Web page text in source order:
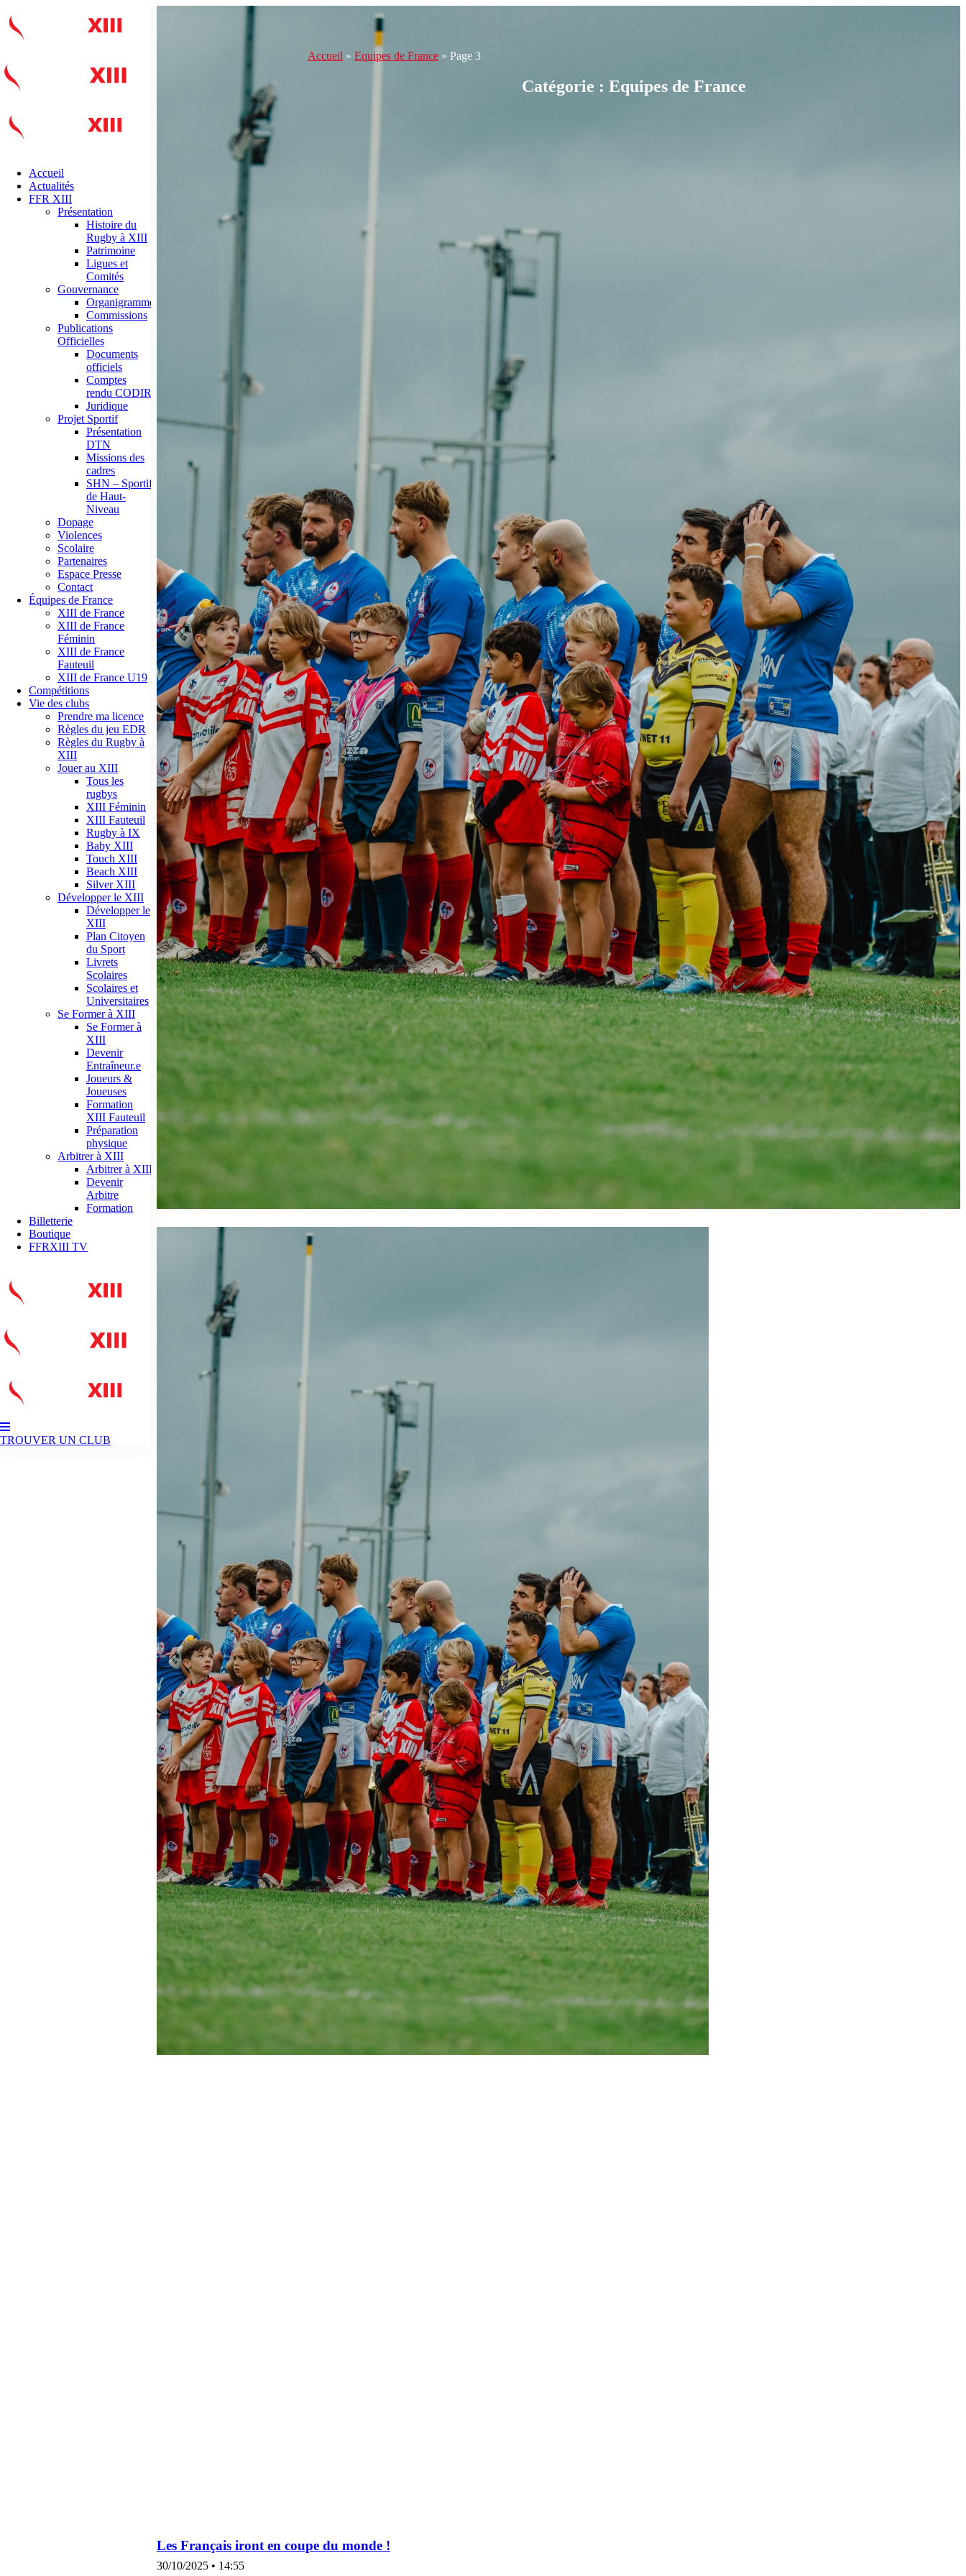
Accueil
Actualités
FFR XIII
Présentation
Histoire du
Rugby à XIII
Patrimoine
Ligues et
Comités
Gouvernance
Organigramme
Commissions
Publications
Officielles
Documents
officiels
Comptes
rendu CODIR
Juridique
Projet Sportif
Présentation
DTN
Missions des
cadres
SHN – Sportif
de Haut-
Niveau
Dopage
Violences
Scolaire
Partenaires
Espace Presse
Contact
Équipes de France
XIII de France
XIII de France
Féminin
XIII de France
Fauteuil
XIII de France U19
Compétitions
Vie des clubs
Prendre ma licence
Règles du jeu EDR
Règles du Rugby à
XIII
Jouer au XIII
Tous les
rugbys
XIII Féminin
XIII Fauteuil
Rugby à IX
Baby XIII
Touch XIII
Beach XIII
Silver XIII
Développer le XIII
Développer le
XIII
Plan Citoyen
du Sport
Livrets
Scolaires
Scolaires et
Universitaires
Se Former à XIII
Se Former à
XIII
Devenir
Entraîneur.e
Joueurs &
Joueuses
Formation
XIII Fauteuil
Préparation
physique
Arbitrer à XIII
Arbitrer à XIII
Devenir
Arbitre
Formation
Billetterie
Boutique
FFRXIII TV
TROUVER UN CLUB
Accueil » Equipes de France » Page 3
Catégorie : Equipes de France
Les Français iront en coupe du monde !
30/10/2025 14:55